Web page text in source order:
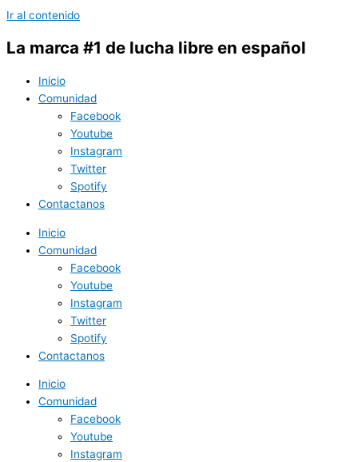
Ir al contenido
La marca #1 de lucha libre en español
Inicio
Comunidad
Facebook
Youtube
Instagram
Twitter
Spotify
Contactanos
Inicio
Comunidad
Facebook
Youtube
Instagram
Twitter
Spotify
Contactanos
Inicio
Comunidad
Facebook
Youtube
Instagram